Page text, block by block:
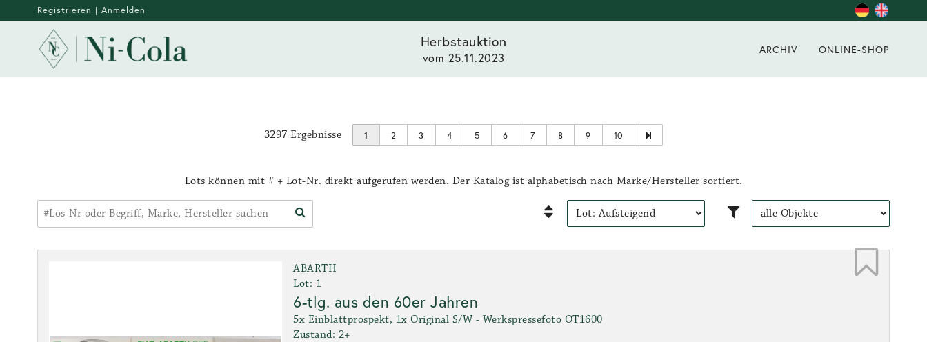
Registrieren | Anmelden
Herbstauktion
vom 25.11.2023
ARCHIV ONLINE-SHOP
3297 Ergebnisse 1 2 3 4 5 6 7 8 9 10
Lots können mit # + Lot-Nr. direkt aufgerufen werden. Der Katalog ist alphabetisch nach Marke/Hersteller sortiert.
ABARTH
Lot: 1
6-tlg. aus den 60er Jahren
5x Einblattprospekt, 1x Original S/W - Werkspressefoto OT1600
Zustand: 2+